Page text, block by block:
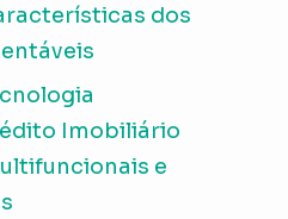
dos
Imobiliário
e